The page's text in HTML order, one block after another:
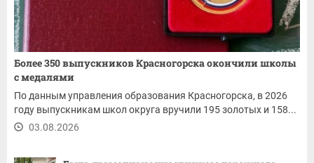
Более 350 выпускников Красногорска окончили школы
с медалями
По данным управления образования Красногорска, в 2026
году выпускникам школ округа вручили 195 золотых и 158...
03.08.2026